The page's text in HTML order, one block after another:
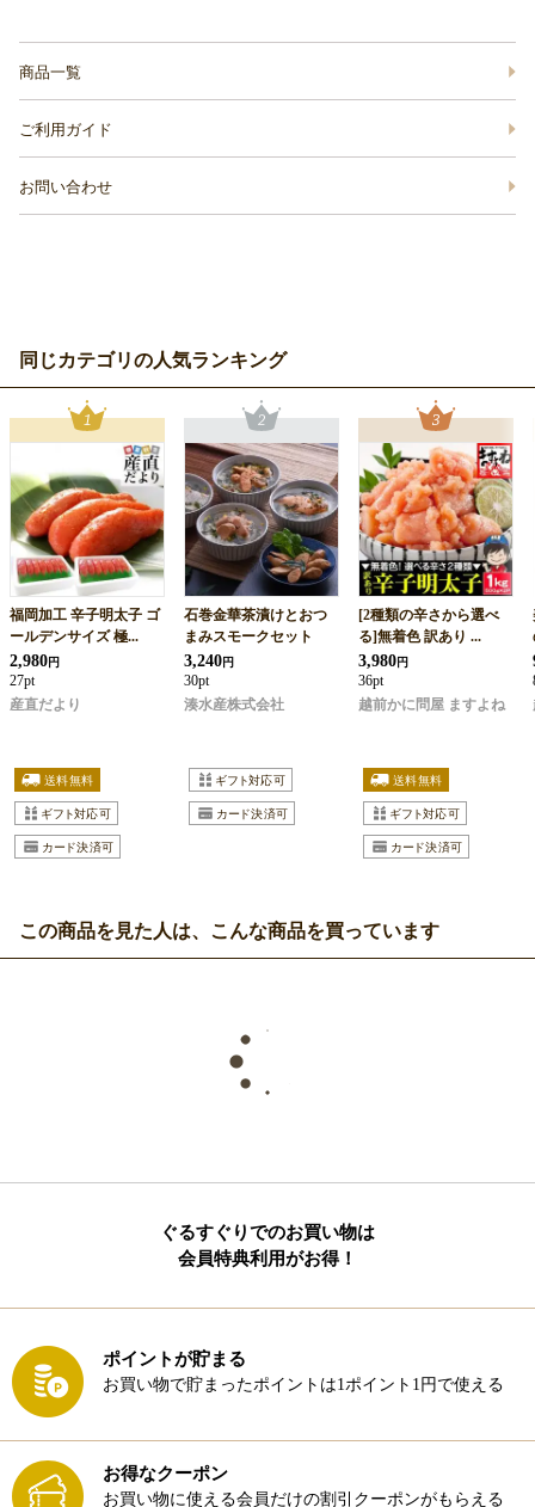
商品一覧
ご利用ガイド
お問い合わせ
同じカテゴリの人気ランキング
福岡加工 辛子明太子 ゴ
ールデンサイズ 極...
2,980円
27pt
産直だより
石巻金華茶漬けとおつ
まみスモークセット
3,240円
30pt
湊水産株式会社
[2種類の辛さから選べ
る]無着色 訳あり ...
3,980円
36pt
越前かに問屋 ますよね
この商品を見た人は、こんな商品を買っています
ぐるすぐりでのお買い物は
会員特典利用がお得！
ポイントが貯まる
お買い物で貯まったポイントは1ポイント1円で使える
お得なクーポン
お買い物に使える会員だけの割引クーポンがもらえる